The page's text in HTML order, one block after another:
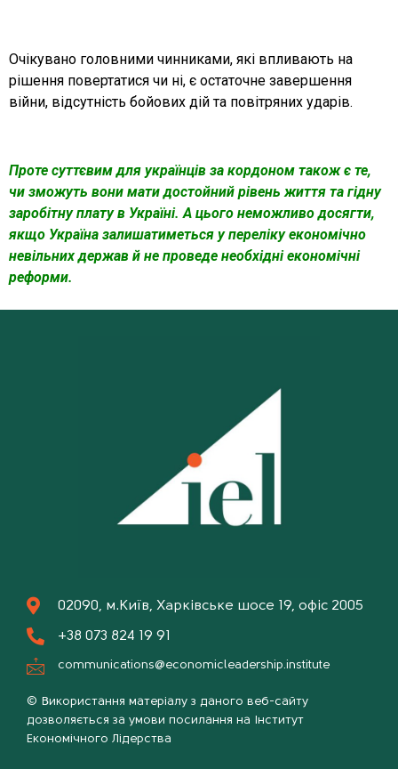
Очікувано головними чинниками, які впливають на
рішення повертатися чи ні, є остаточне завершення
війни, відсутність бойових дій та повітряних ударів.
Проте суттєвим для українців за кордоном також є те,
чи зможуть вони мати достойний рівень життя та гідну
заробітну плату в Україні. А цього неможливо досягти,
якщо Україна залишатиметься у переліку економічно
невільних держав й не проведе необхідні економічні
реформи.
02090, м.Київ, Харківське шосе 19, офіс 2005
+38 073 824 19 91
communications@economicleadership.institute
© Використання матеріалу з даного веб-сайту
дозволяється за умови посилання на Інститут
Економічного Лідерства